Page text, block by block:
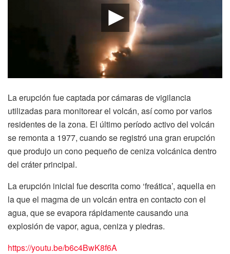
La erupción fue captada por cámaras de vigilancia
utilizadas para monitorear el volcán, así como por varios
residentes de la zona. El último período activo del volcán
se remonta a 1977, cuando se registró una gran erupción
que produjo un cono pequeño de ceniza volcánica dentro
del cráter principal.
La erupción inicial fue descrita como ‘freática’, aquella en
la que el magma de un volcán entra en contacto con el
agua, que se evapora rápidamente causando una
explosión de vapor, agua, ceniza y piedras.
https://youtu.be/b6c4BwK8f6A